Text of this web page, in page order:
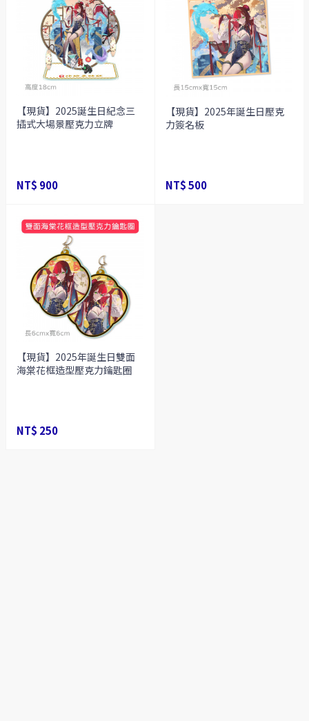
【現貨】2025誕生日紀念三
插式大場景壓克力立牌
NT$ 900
【現貨】2025年誕生日壓克
力簽名板
NT$ 500
【現貨】2025年誕生日雙面
海棠花框造型壓克力鑰匙圈
NT$ 250